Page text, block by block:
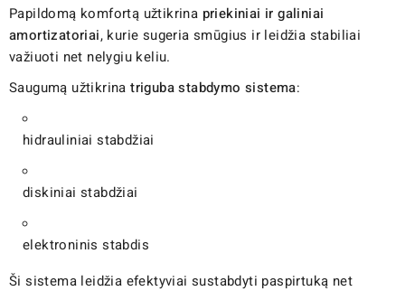
Papildomą komfortą užtikrina priekiniai ir galiniai
amortizatoriai, kurie sugeria smūgius ir leidžia stabiliai
važiuoti net nelygiu keliu.
Saugumą užtikrinatriguba stabdymo sistema:
hidrauliniai stabdžiai
diskiniai stabdžiai
elektroninis stabdis
Ši sistema leidžia efektyviai sustabdyti paspirtuką net